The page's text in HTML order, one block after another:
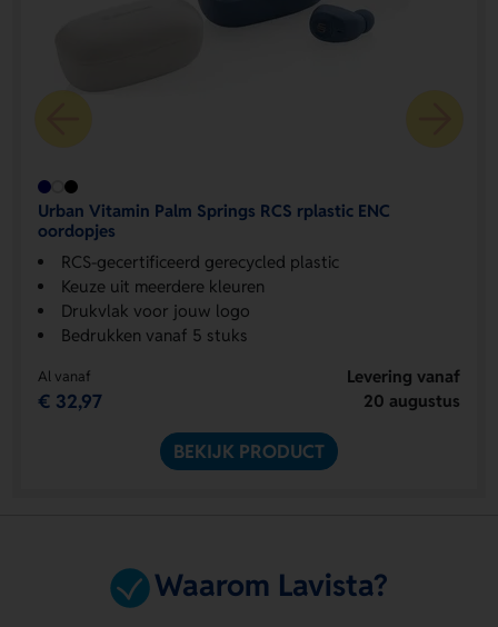
Urban Vitamin Palm Springs RCS rplastic ENC
oordopjes
RCS-gecertificeerd gerecycled plastic
Keuze uit meerdere kleuren
Drukvlak voor jouw logo
Bedrukken vanaf 5 stuks
Al vanaf
€ 32,97
Levering vanaf
20 augustus
BEKIJK PRODUCT
Waarom Lavista?